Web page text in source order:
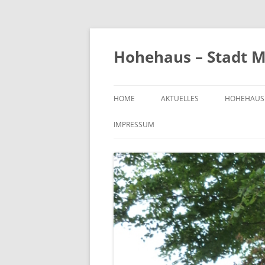
Zum
springen
Hohehaus – Stadt
HOME AKTUELLES HOHEHAUS
ORTS-
1989
BILDER
KIRCHE
FRIEDHOF
IMPRESSUM